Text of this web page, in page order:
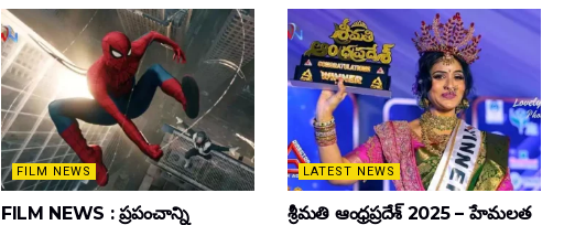
FILM NEWS
FILM NEWS : ప్రపంచాన్ని
LATEST NEWS
శ్రీమతి ఆంధ్రప్రదేశ్ 2025 – హేమలత